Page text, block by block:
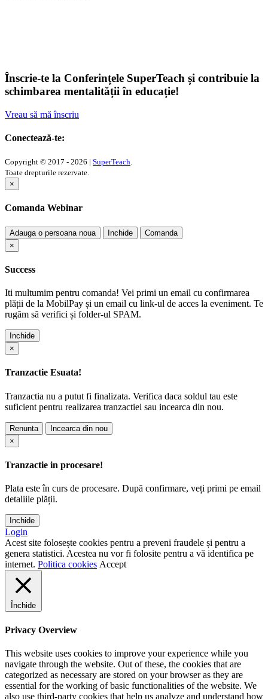
Înscrie-te la Conferințele SuperTeach și contribuie la
schimbarea mentalității în educație!
Vreau să mă înscriu
Conectează-te:
Copyright © 2017 - 2026 | SuperTeach.
Toate drepturile rezervate.
×
Comanda Webinar
Adauga o persoana noua Inchide
Comanda
×
Success
Iti multumim pentru comanda! Vei primi un email cu confirmarea
plății de la MobilPay și un email cu link-ul de acces la eveniment. Te
rugăm să verifici și folder-ul SPAM.
Inchide
×
Tranzactie Esuata!
Tranzactia nu a putut fi finalizata. Verifica daca soldul tau este
suficient pentru realizarea tranzactiei sau incearca din nou.
Renunta
Incearca din nou
×
Tranzactie in procesare!
Plata este în curs de procesare. După confirmare, veți primi pe email
detaliile plății.
Inchide
Login
Acest site folosește cookies pentru a preveni fraudele și pentru a
genera statistici. Acestea nu vor fi folosite pentru a vă identifica pe
internet. Politica cookies Accept
Închide
Privacy Overview
This website uses cookies to improve your experience while you
navigate through the website. Out of these, the cookies that are
categorized as necessary are stored on your browser as they are
essential for the working of basic functionalities of the website. We
also use third-party cookies that help us analyze and understand how